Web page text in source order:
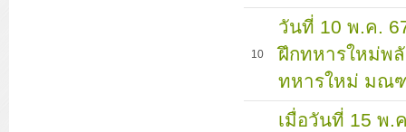
10
วันที่ 10 พ.ค.
ฝึกทหารใหม่พ
ทหารใหม่ มณ
เมื่อวันที่ 15 พ.